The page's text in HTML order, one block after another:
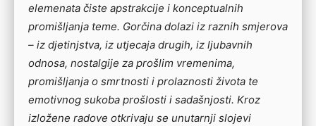
elemenata čiste apstrakcije i konceptualnih
promišljanja teme. Gorčina dolazi iz raznih smjerova
– iz djetinjstva, iz utjecaja drugih, iz ljubavnih
odnosa, nostalgije za prošlim vremenima,
promišljanja o smrtnosti i prolaznosti života te
emotivnog sukoba prošlosti i sadašnjosti. Kroz
izložene radove otkrivaju se unutarnji slojevi